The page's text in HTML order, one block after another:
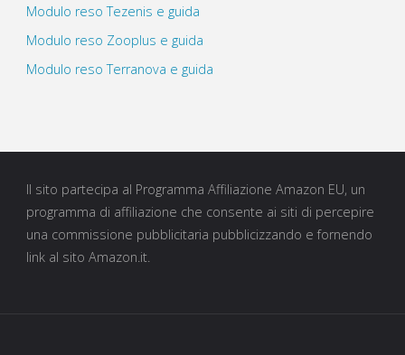
Modulo reso Tezenis e guida
Modulo reso Zooplus e guida
Modulo reso Terranova e guida
Il sito partecipa al Programma Affiliazione Amazon EU, un
programma di affiliazione che consente ai siti di percepire
una commissione pubblicitaria pubblicizzando e fornendo
link al sito Amazon.it.